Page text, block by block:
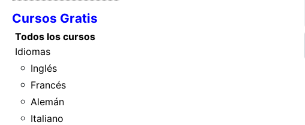
Cursos Gratis
Todos los cursos
Idiomas
Inglés
Francés
Alemán
Italiano